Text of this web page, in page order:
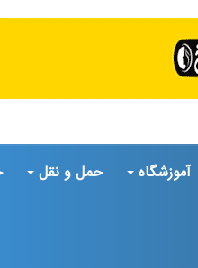
آموزشگاه حمل و نقل